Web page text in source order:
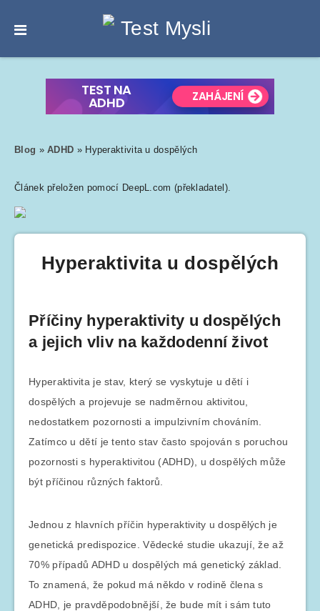
Blog »ADHD » Hyperaktivita u dospělých
Článek přeložen pomocí DeepL.com (překladatel).
Hyperaktivita u dospělých
Příčiny hyperaktivity u dospělých
a jejich vliv na každodenní život
Hyperaktivita je stav, který se vyskytuje u dětí i
dospělých a projevuje se nadměrnou aktivitou,
nedostatkem pozornosti a impulzivním chováním.
Zatímco u dětí je tento stav často spojován s poruchou
pozornosti s hyperaktivitou (ADHD), u dospělých může
být příčinou různých faktorů.
Jednou z hlavních příčin hyperaktivity u dospělých je
genetická predispozice. Vědecké studie ukazují, že až
70% případů ADHD u dospělých má genetický základ.
To znamená, že pokud má někdo v rodině člena s
ADHD, je pravděpodobnější, že bude mít i sám tuto